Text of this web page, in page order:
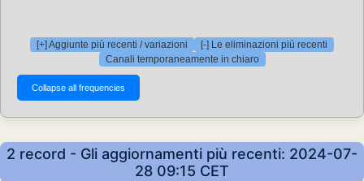
[+] Aggiunte più recenti / variazioni
[-] Le eliminazioni più recenti
Canali temporaneamente in chiaro
2 record - Gli aggiornamenti più recenti: 2024-07-
28 09:15 CET